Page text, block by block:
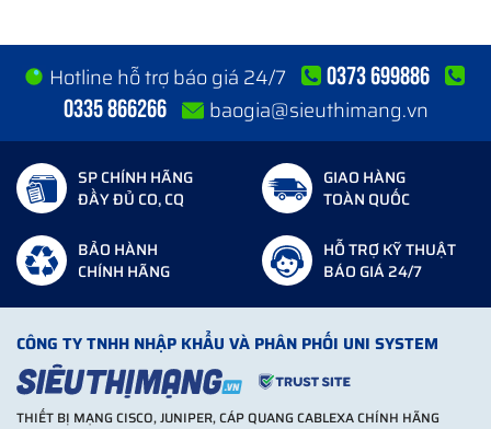
Hotline hỗ trợ báo giá 24/7
0373 699886
0335 866266
baogia@sieuthimang.vn
SP CHÍNH HÃNG
ĐẦY ĐỦ CO, CQ
GIAO HÀNG
TOÀN QUỐC
BẢO HÀNH
CHÍNH HÃNG
HỖ TRỢ KỸ THUẬT
BÁO GIÁ 24/7
CÔNG TY TNHH NHẬP KHẨU VÀ PHÂN PHỐI UNI SYSTEM
THIẾT BỊ MẠNG CISCO, JUNIPER, CÁP QUANG CABLEXA CHÍNH HÃNG